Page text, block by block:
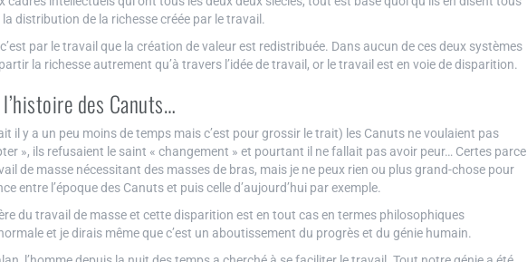
distribution de la richesse créée par le travail.
par le travail que la création de valeur est redistribuée. Dans aucun de ces deux systèmes
la richesse autrement qu’à travers l’idée de travail, or le travail est en voie de disparition.
des Canuts…
il y a un peu moins de temps mais c’est pour grossir le trait) les Canuts ne voulaient pas
», ils refusaient le saint « changement » et pourtant il ne fallait pas avoir peur… Certes parce
de masse nécessitant des masses de bras, mais je ne peux rien ou plus grand-chose pour
entre l’époque des Canuts et puis celle d’aujourd’hui par exemple.
du travail de masse et cette disparition est en tout cas en termes philosophiques
et je dirais même que c’est un aboutissement du progrès et du génie humain.